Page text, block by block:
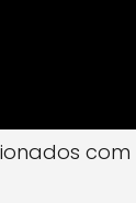
com